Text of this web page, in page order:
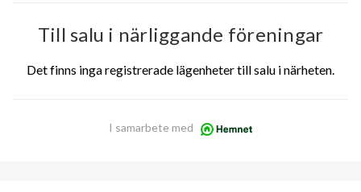
Till salu i närliggande föreningar
Det finns inga registrerade lägenheter till salu i närheten.
I samarbete med